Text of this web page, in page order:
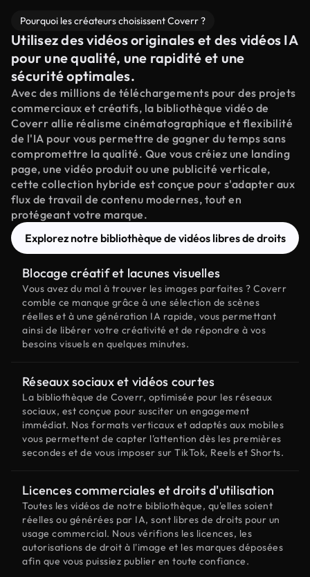
Pourquoi les créateurs choisissent Coverr ?
Utilisez des vidéos originales et des vidéos IA
pour une qualité, une rapidité et une
sécurité optimales.
Avec des millions de téléchargements pour des projets
commerciaux et créatifs, la bibliothèque vidéo de
Coverr allie réalisme cinématographique et flexibilité
de l'IA pour vous permettre de gagner du temps sans
compromettre la qualité. Que vous créiez une landing
page, une vidéo produit ou une publicité verticale,
cette collection hybride est conçue pour s'adapter aux
flux de travail de contenu modernes, tout en
protégeant votre marque.
Explorez notre bibliothèque de vidéos libres de droits
Blocage créatif et lacunes visuelles
Vous avez du mal à trouver les images parfaites ? Coverr
comble ce manque grâce à une sélection de scènes
réelles et à une génération IA rapide, vous permettant
ainsi de libérer votre créativité et de répondre à vos
besoins visuels en quelques minutes.
Réseaux sociaux et vidéos courtes
La bibliothèque de Coverr, optimisée pour les réseaux
sociaux, est conçue pour susciter un engagement
immédiat. Nos formats verticaux et adaptés aux mobiles
vous permettent de capter l'attention dès les premières
secondes et de vous imposer sur TikTok, Reels et Shorts.
Licences commerciales et droits d'utilisation
Toutes les vidéos de notre bibliothèque, qu'elles soient
réelles ou générées par IA, sont libres de droits pour un
usage commercial. Nous vérifions les licences, les
autorisations de droit à l'image et les marques déposées
afin que vous puissiez publier en toute confiance.